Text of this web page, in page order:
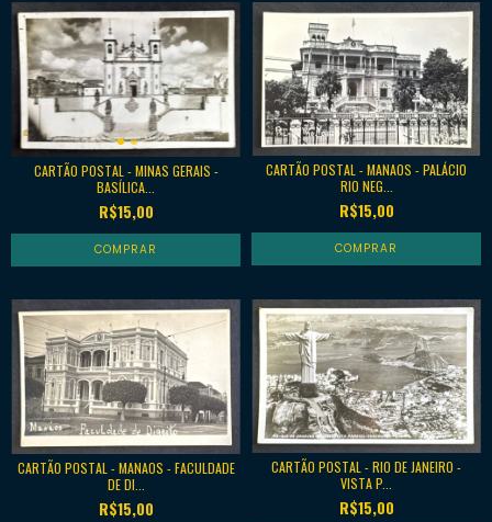
CARTÃO POSTAL - MINAS GERAIS -
BASÍLICA...
R$15,00
CARTÃO POSTAL - MANAOS - PALÁCIO
RIO NEG...
R$15,00
CARTÃO POSTAL - MANAOS - FACULDADE
DE DI...
R$15,00
CARTÃO POSTAL - RIO DE JANEIRO -
VISTA P...
R$15,00